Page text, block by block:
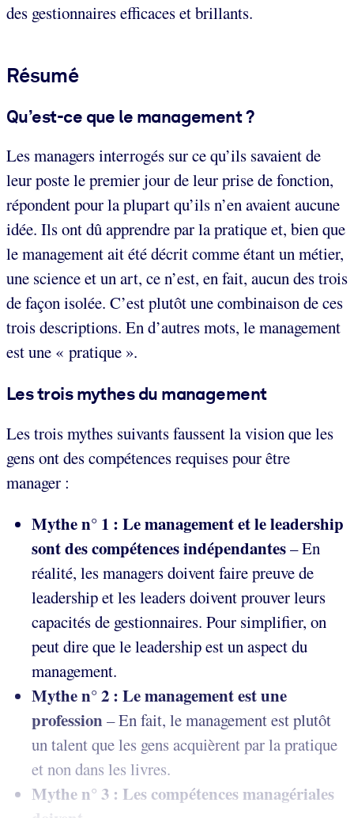
des gestionnaires efficaces et brillants.
Résumé
Qu’est-ce que le management ?
Les managers interrogés sur ce qu’ils savaient de
leur poste le premier jour de leur prise de fonction,
répondent pour la plupart qu’ils n’en avaient aucune
idée. Ils ont dû apprendre par la pratique et, bien que
le management ait été décrit comme étant un métier,
une science et un art, ce n’est, en fait, aucun des trois
de façon isolée. C’est plutôt une combinaison de ces
trois descriptions. En d’autres mots, le management
est une « pratique ».
Les trois mythes du management
Les trois mythes suivants faussent la vision que les
gens ont des compétences requises pour être
manager :
Mythe n° 1 : Le management et le leadership
sont des compétences indépendantes– En
réalité, les managers doivent faire preuve de
leadership et les leaders doivent prouver leurs
capacités de gestionnaires. Pour simplifier, on
peut dire que le leadership est un aspect du
management.
Mythe n° 2 : Le management est une
profession – En fait, le management est plutôt
un talent que les gens acquièrent par la pratique
et non dans les livres.
Mythe n° 3 : Les compétences managériales